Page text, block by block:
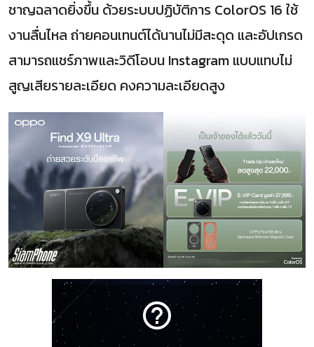
ชาญฉลาดยิ่งขึ้น ด้วยระบบปฏิบัติการ ColorOS 16 ใช้
งานลื่นไหล ถ่ายคอนเทนต์ได้นานไม่มีสะดุด และอัปเกรด
สามารถแชร์ภาพและวิดีโอบน Instagram แบบแทบไม่
สูญเสียรายละเอียด คงความละเอียดสูง
help_outline